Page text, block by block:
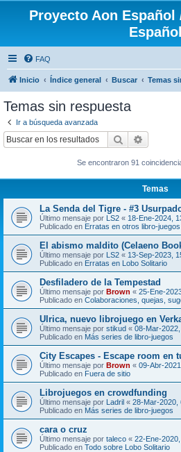
Proyecto Aon
Español
FAQ
Inicio Índice general Buscar Temas
Temas sin respuesta
Ir a búsqueda avanzada
Buscar
Se encontraron 91
Temas
La Senda del Tigre - #3
Último mensaje por LS2 « 18-Ene-2024,
Publicado en Erratas en otros libro-juegos
El abismo maldito (Celaeno
Último mensaje por LS2 « 13-Sep-2023,
Publicado en Erratas en Lobo Solitario
Desfiladero de la Tempestad
Último mensaje por Brown « 25-Ene-
Publicado en Colaboraciones, quejas,
Ulrica, nuevo librojuego en
Último mensaje por stikud « 08-Mar-
Publicado en Más series de libro-juegos
City Escapes - Escape room en
Último mensaje por Brown « 09-Abr-
Publicado en Fuera de sitio
Librojuegos en crowdfunding
Último mensaje por Ladril « 28-Mar-2020,
Publicado en Más series de libro-juegos
cara o cruz
Último mensaje por taleco « 22-Ene-
Publicado en Todo sobre Lobo Solitario